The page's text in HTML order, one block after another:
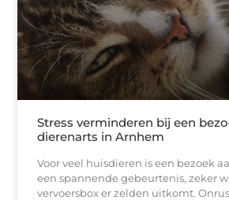
Stress verminderen bij een
dierenarts in Arnhem
Voor veel huisdieren is een bezoek
een spannende gebeurtenis, zeker
vervoersbox er zelden uitkomt.